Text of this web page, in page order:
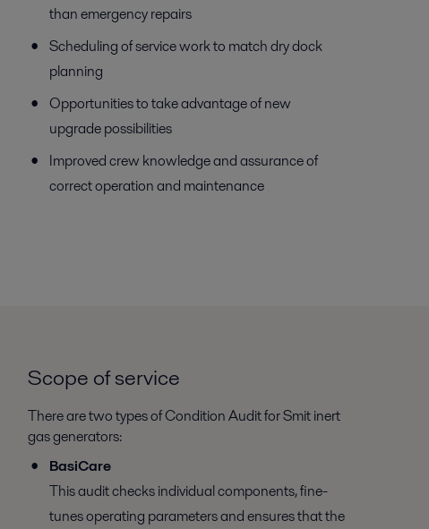
than emergency repairs
Scheduling of service work to match dry dock
planning
Opportunities to take advantage of new
upgrade possibilities
Improved crew knowledge and assurance of
correct operation and maintenance
Scope of service
There are two types of Condition Audit for Smit inert
gas generators:
BasiCare
This audit checks individual components, fine-
tunes operating parameters and ensures that the